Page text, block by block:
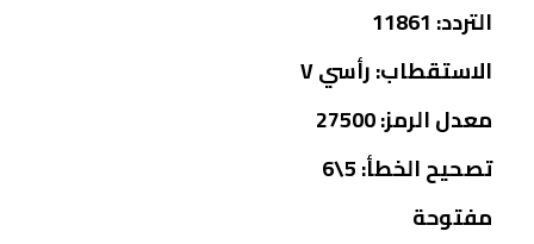
التردد: 11861
الاستقطاب: رأسي V
معدل الرمز: 27500
تصحيح الخطأ: 5\6
مفتوحة